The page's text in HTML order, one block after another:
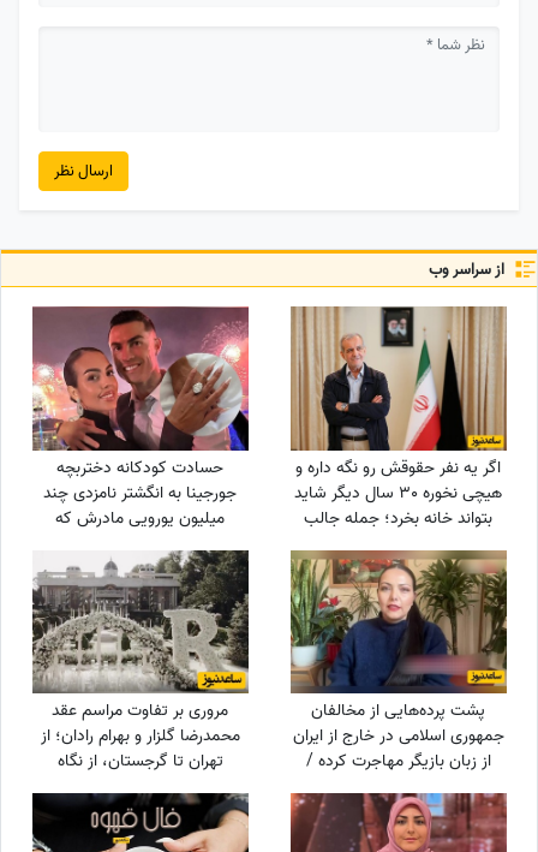
ارسال نظر
از سراسر وب
اگر یه نفر حقوقش رو نگه داره و
هیچی نخوره 30 سال دیگر شاید
بتواند خانه بخرد؛ جمله جالب
دست می‌شود
حسادت کودکانه دختربچه
جورجینا به انگشتر نامزدی چند
میلیون یورویی مادرش که
پشت پرده‌هایی از مخالفان
جمهوری اسلامی در خارج از ایران
از زبان بازیگر مهاجرت کرده /
حامیان جمهوری اسلامی جان
خود را هم می‌دهند
مروری بر تفاوت مراسم عقد
محمدرضا گلزار و بهرام رادان؛ از
تهران تا گرجستان، از نگاه
عاشقانه رادان به مینا تا نگاه رو
به آسمان گلزار هنگام خطبه عقد
+ عکس